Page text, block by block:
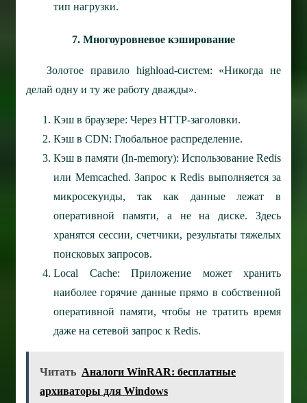
тип нагрузки.
7. Многоуровневое кэширование
Золотое правило highload-систем: «Никогда не
делай одну и ту же работу дважды».
Кэш в браузере: Через HTTP-заголовки.
Кэш в CDN: Глобальное распределение.
Кэш в памяти (In-memory): Использование Redis
или Memcached. Запрос к Redis выполняется за
микросекунды, так как данные лежат в
оперативной памяти, а не на диске. Здесь
хранятся сессии, счетчики, результаты тяжелых
поисковых запросов.
Local Cache: Приложение может хранить
наиболее горячие данные прямо в собственной
оперативной памяти, чтобы не тратить время
даже на сетевой запрос к Redis.
Читать Аналоги WinRAR: бесплатные
архиваторы для Windows